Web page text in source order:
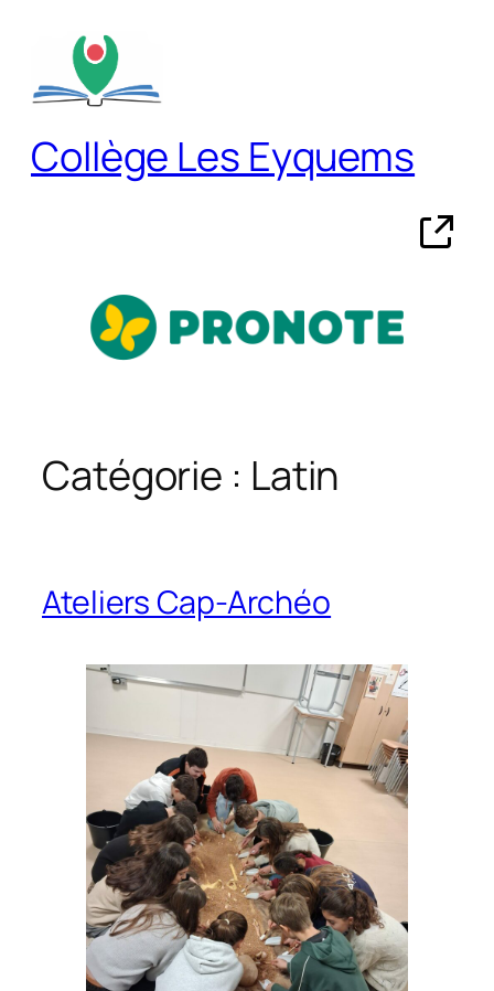
contenu
Collège Les Eyquems
Catégorie : Latin
Ateliers Cap-Archéo